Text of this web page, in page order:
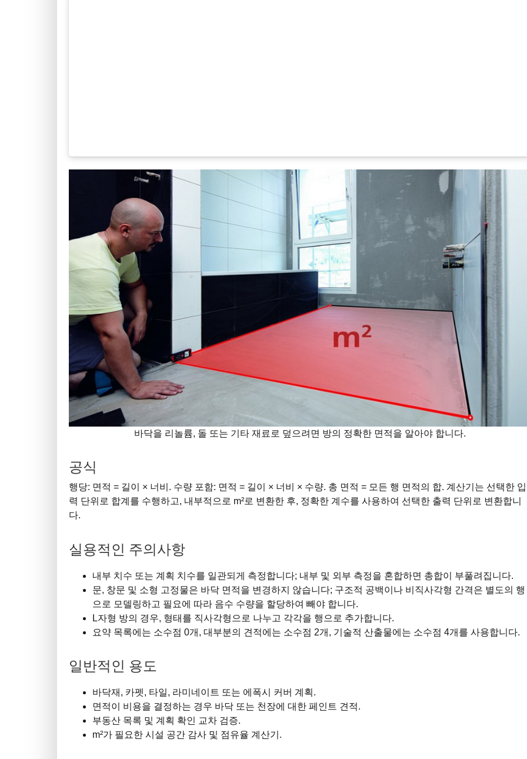
바닥을 리놀륨, 돌 또는 기타 재료로 덮으려면 방의 정확한 면적을 알아야 합니다.
공식
행당: 면적 = 길이 × 너비. 수량 포함: 면적 = 길이 × 너비 × 수량. 총 면적 = 모든 행 면적의 합. 계산기는 선택한 입
력 단위로 합계를 수행하고, 내부적으로 m²로 변환한 후, 정확한 계수를 사용하여 선택한 출력 단위로 변환합니
다.
실용적인 주의사항
내부 치수 또는 계획 치수를 일관되게 측정합니다; 내부 및 외부 측정을 혼합하면 총합이 부풀려집니다.
문, 창문 및 소형 고정물은 바닥 면적을 변경하지 않습니다; 구조적 공백이나 비직사각형 간격은 별도의 행
으로 모델링하고 필요에 따라 음수 수량을 할당하여 빼야 합니다.
L자형 방의 경우, 형태를 직사각형으로 나누고 각각을 행으로 추가합니다.
요약 목록에는 소수점 0개, 대부분의 견적에는 소수점 2개, 기술적 산출물에는 소수점 4개를 사용합니다.
일반적인 용도
바닥재, 카펫, 타일, 라미네이트 또는 에폭시 커버 계획.
면적이 비용을 결정하는 경우 바닥 또는 천장에 대한 페인트 견적.
부동산 목록 및 계획 확인 교차 검증.
m²가 필요한 시설 공간 감사 및 점유율 계산기.